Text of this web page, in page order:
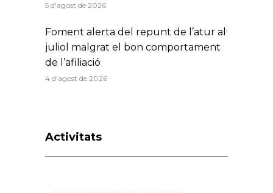
5 d'agost de 2026
Foment alerta del repunt de l’atur al
juliol malgrat el bon comportament
de l’afiliació
4 d'agost de 2026
Activitats